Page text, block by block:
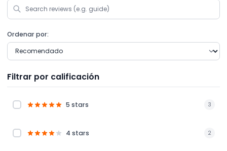
Ordenar por:
Filtrar por calificación
5 stars 3
4 stars 2